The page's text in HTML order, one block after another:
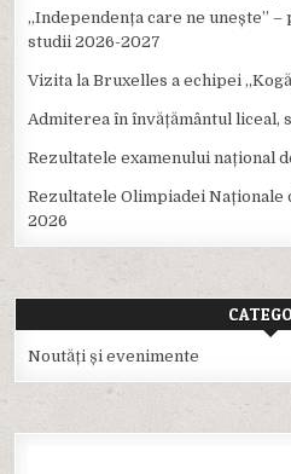
,,Independența care ne unește”
studii 2026-2027
Vizita la Bruxelles a echipei
Admiterea în învățământul liceal,
Rezultatele examenului național
Rezultatele Olimpiadei Naționale
2026
Noutăți și evenimente